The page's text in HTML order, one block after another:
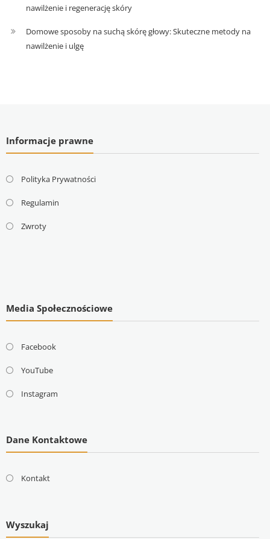
nawilżenie i regenerację skóry
Domowe sposoby na suchą skórę głowy: Skuteczne metody na
nawilżenie i ulgę
Informacje prawne
Polityka Prywatności
Regulamin
Zwroty
Media Społecznościowe
Facebook
YouTube
Instagram
Dane Kontaktowe
Kontakt
Wyszukaj